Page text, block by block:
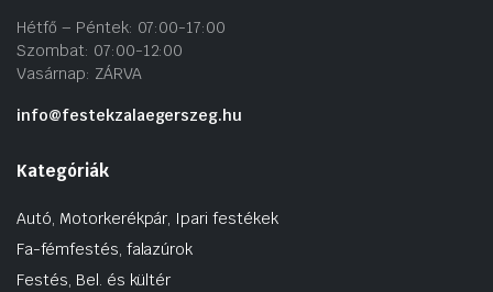
Hétfő – Péntek: 07:00-17:00
Szombat: 07:00-12:00
Vasárnap: ZÁRVA
info@festekzalaegerszeg.hu
Kategóriák
Autó, Motorkerékpár, Ipari festékek
Fa-fémfestés, falazúrok
Festés, Bel. és kültér